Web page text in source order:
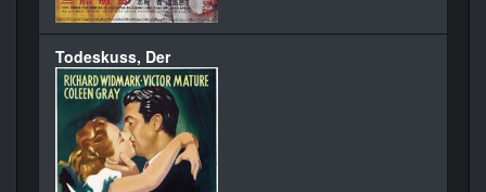
Todeskuss, Der